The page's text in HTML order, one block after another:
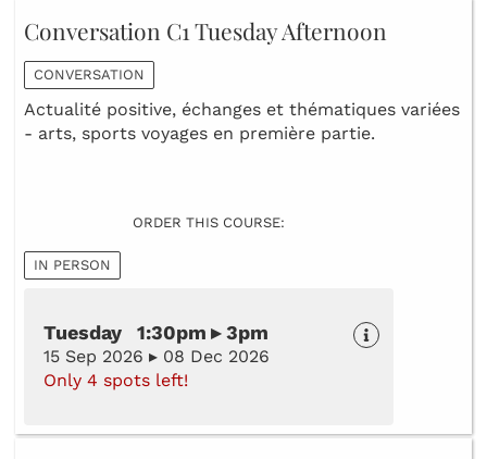
Conversation C1 Tuesday Afternoon
CONVERSATION
Actualité positive, échanges et thématiques variées
- arts, sports voyages en première partie.
ORDER THIS COURSE:
IN PERSON
Tuesday 1:30pm ▸ 3pm
15 Sep 2026 ▸ 08 Dec 2026
Only 4 spots left!